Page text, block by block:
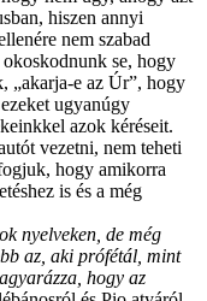
hiszen annyi
nem szabad
se, hogy
„akarja-e az Úr”, hogy
ugyanúgy
azok kéréseit.
vezetni, nem teheti
hogy amikorra
is és a még
nyelveken, de még
az, aki prófétál, mint
hogy az